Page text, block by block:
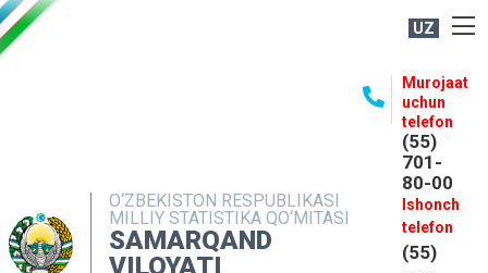
UZ
O‘ZBEKISTON RESPUBLIKASI
MILLIY STATISTIKA QO‘MITASI
SAMARQAND
VILOYATI
Murojaat
uchun
telefon
(55)
701-
80-00
Ishonch
telefon
(55)
MATBUOT XIZMATI
MUROJAATLAR